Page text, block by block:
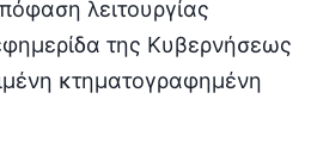
λειτουργίας
της Κυβερνήσεως
κτηματογραφημένη